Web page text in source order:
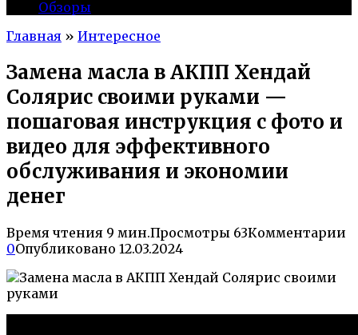
Обзоры
Главная » Интересное
Замена масла в АКПП Хендай
Солярис своими руками —
пошаговая инструкция с фото и
видео для эффективного
обслуживания и экономии
денег
Время чтения 9 мин.Просмотры 63Комментарии
0Опубликовано 12.03.2024